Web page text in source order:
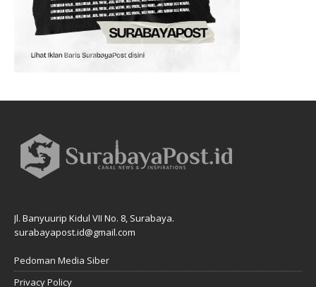
Jl. Banyuurip Kidul VII No. 8, Surabaya.
surabayapost.id@gmail.com
Pedoman Media Siber
Privacy Policy